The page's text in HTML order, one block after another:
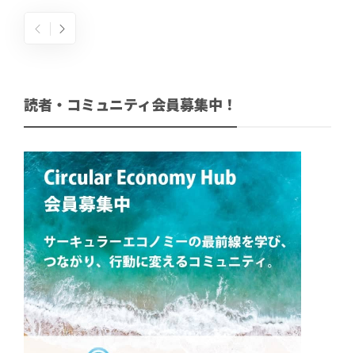
読者・コミュニティ会員募集中！